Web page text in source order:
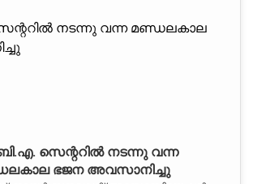
സെന്ററില്‍ നടന്നു വന്ന
ഭജന അവസാനിച്ചു